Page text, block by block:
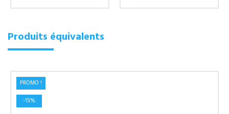
Produits équivalents
PROMO !
-15%